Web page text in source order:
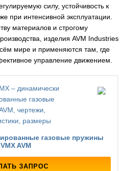
силу, устойчивость к
при интенсивной эксплуатации.
материалов и строгому
изделия AVM Industries
мире и применяются там, где
управление движением.
газовые пружины
VMX AVM
ЗАПРОС